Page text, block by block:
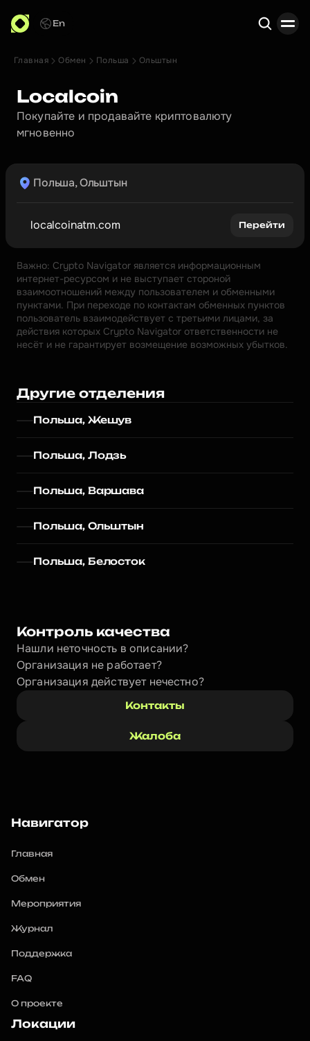
En
Главная Обмен Польша Ольштын
Localcoin
Покупайте и продавайте криптовалюту
мгновенно
Польша, Ольштын
localcoinatm.com Перейти
Важно: Crypto Navigator является информационным
интернет-ресурсом и не выступает стороной
взаимоотношений между пользователем и обменными
пунктами. При переходе по контактам обменных пунктов
пользователь взаимодействует с третьими лицами, за
действия которых Crypto Navigator ответственности не
несёт и не гарантирует возмещение возможных убытков.
Другие отделения
Польша, Жешув
Польша, Лодзь
Польша, Варшава
Польша, Ольштын
Польша, Белосток
Контроль качества
Нашли неточность в описании?
Организация не работает?
Организация действует нечестно?
Контакты
Жалоба
Навигатор
Главная
Обмен
Мероприятия
Журнал
Поддержка
FAQ
О проекте
Локации